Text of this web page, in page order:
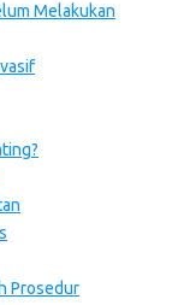
Melakukan
Prosedur